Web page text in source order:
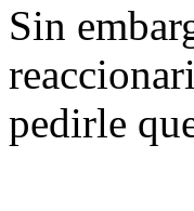
Sin
pedirle